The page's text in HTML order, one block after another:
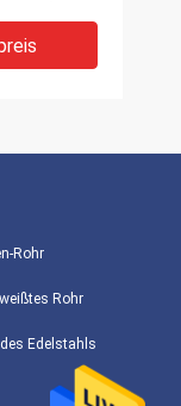
Rohr
Rohr
Edelstahls